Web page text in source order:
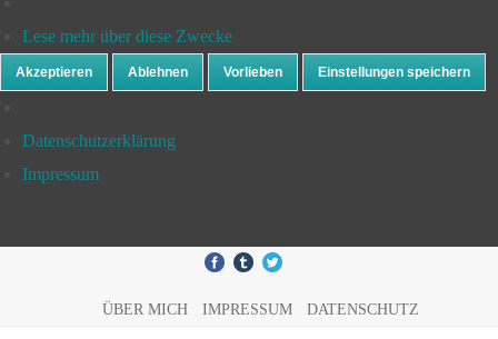
Lese mehr über diese Zwecke
Akzeptieren Ablehnen Vorlieben Einstellungen speichern
Datenschutzerklärung
Impressum
ÜBER MICH IMPRESSUM DATENSCHUTZ